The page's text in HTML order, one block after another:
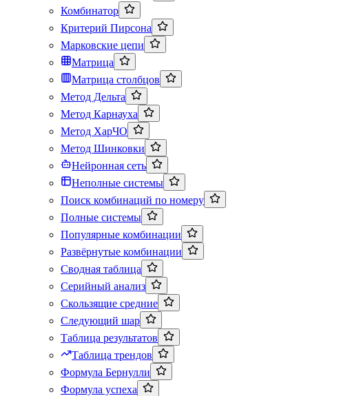
Комбинатор
Критерий Пирсона
Марковские цепи
Матрица
Матрица столбцов
Метод Дельта
Метод Карнауха
Метод ХарЧО
Метод Шинковки
Нейронная сеть
Неполные системы
Поиск комбинаций по номеру
Полные системы
Популярные комбинации
Развёрнутые комбинации
Сводная таблица
Серийный анализ
Скользящие средние
Следующий шар
Таблица результатов
Таблица трендов
Формула Бернулли
Формула успеха